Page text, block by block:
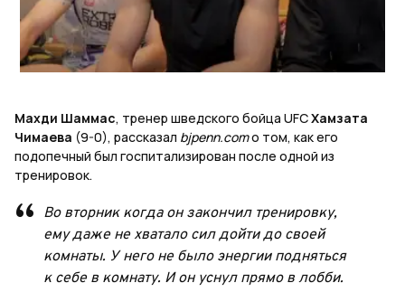
Махди Шаммас, тренер шведского бойца UFCХамзата
Чимаева (9-0), рассказал bjpenn.comо том, как его
подопечный был госпитализирован после одной из
тренировок.
Во вторник когда он закончил тренировку,
ему даже не хватало сил дойти до своей
комнаты. У него не было энергии подняться
к себе в комнату. И он уснул прямо в лобби.